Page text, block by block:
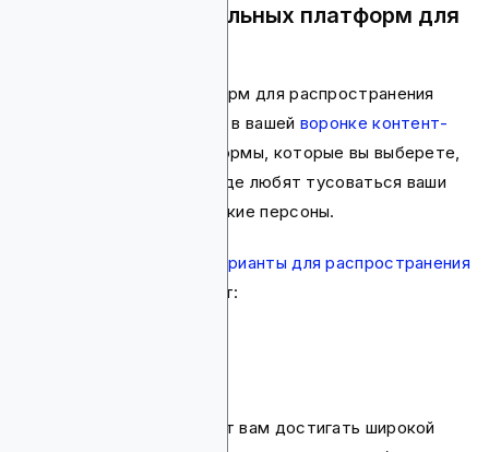
Шаг 4: Выбор правильных платформ для
Выбор правильных платформ для распространения
контента — еще один шаг в вашей воронке контент-
. Платформы, которые вы выберете,
будут зависеть от того, где любят тусоваться ваши
идеальные пользовательские персоны.
популярные варианты для распространения
включают:
Эти платформы позволяют вам достигать широкой